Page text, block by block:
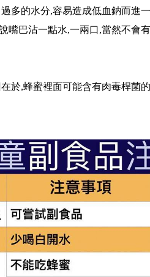
多的水分,容易造成低血鈉而進
嘴巴沾一點水,一兩口,當然不會
於,蜂蜜裡面可能含有肉毒桿菌